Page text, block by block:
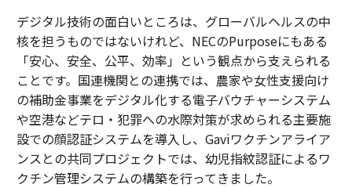
デジタル技術の面白いところは、グローバルヘルスの中
核を担うものではないけれど、NECのPurposeにもある
「安心、安全、公平、効率」という観点から支えられる
ことです。国連機関との連携では、農家や女性支援向け
の補助金事業をデジタル化する電子バウチャーシステム
や空港などテロ・犯罪への水際対策が求められる主要施
設での顔認証システムを導入し、Gaviワクチンアライア
ンスとの共同プロジェクトでは、幼児指紋認証によるワ
クチン管理システムの構築を行ってきました。